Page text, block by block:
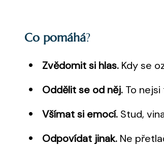
Co pomáhá?
Zvědomit si hlas. Kdy se
Oddělit se od něj. To
Všímat si emocí. Stud,
Odpovídat jinak. Ne